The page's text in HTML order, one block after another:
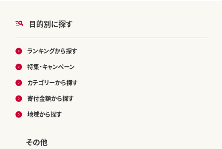
目的別に探す
ランキングから探す
特集・キャンペーン
カテゴリーから探す
寄付金額から探す
地域から探す
その他